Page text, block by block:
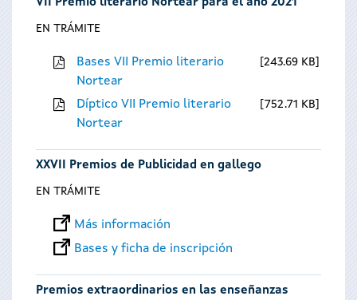
VII Premio literario Nortear para el año 2021
EN TRÁMITE
Bases VII Premio literario
Nortear
243.69 KB
Díptico VII Premio literario
Nortear
752.71 KB
XXVII Premios de Publicidad en gallego
EN TRÁMITE
Más información
Bases y ficha de inscripción
Premios extraordinarios en las enseñanzas